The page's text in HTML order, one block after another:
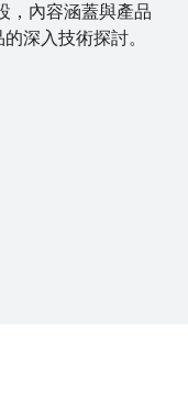
，內容涵蓋與產品
深入技術探討。